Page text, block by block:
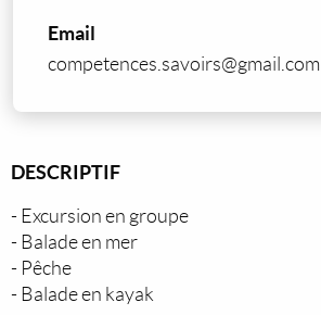
DESCRIPTIF
- Excursion en groupe
- Balade en mer
- Pêche
- Balade en kayak
Email
competences.savoirs@gmail.com